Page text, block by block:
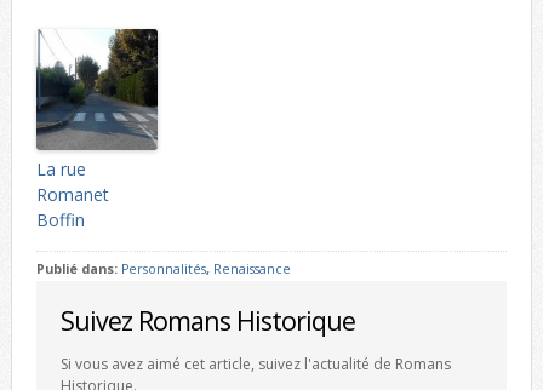
La rue
Romanet
Boffin
Publié dans: Personnalités, Renaissance
Suivez Romans Historique
Si vous avez aimé cet article, suivez l'actualité de Romans
Historique.